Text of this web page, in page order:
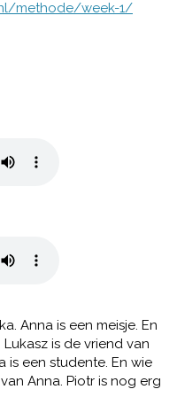
methode/week-1/
Anna is een meisje. En
is de vriend van
is een studente. En wie
Anna. Piotr is nog erg